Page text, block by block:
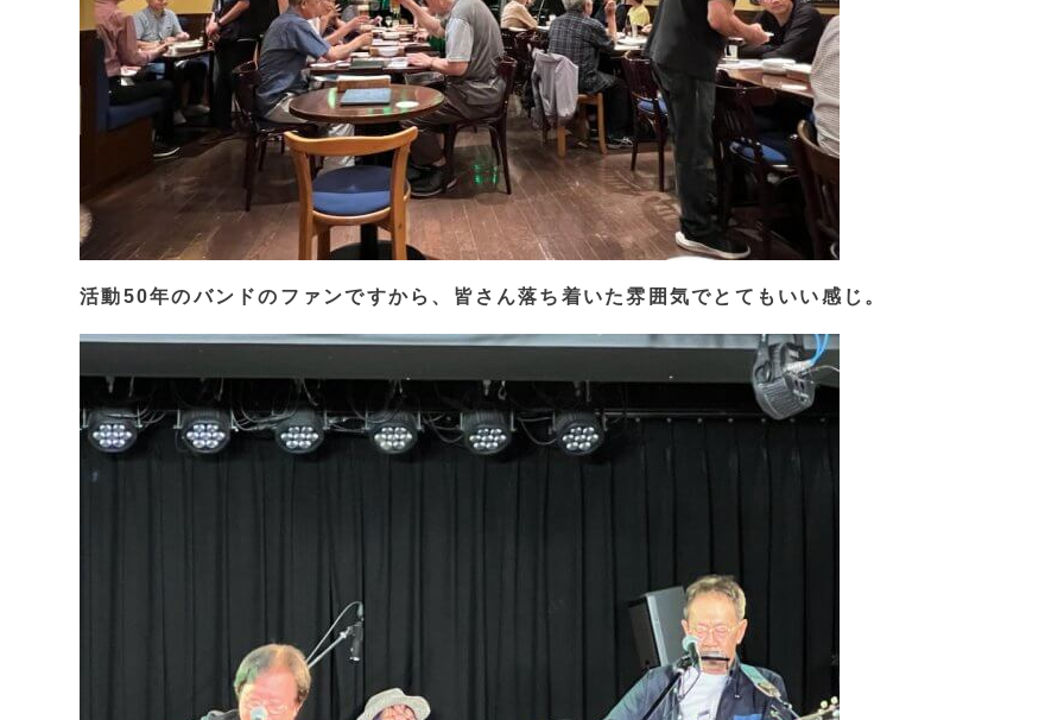
活動50年のバンドのファンですから、皆さん落ち着いた雰囲気でとてもいい感じ。